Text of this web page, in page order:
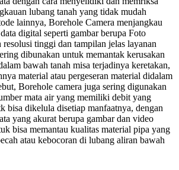
lubang tanah yang tidak mudah
lainnya, Borehole Camera menjangkau
digital seperti gambar berupa Foto
tinggi dan tampilan jelas layanan
dibunakan untuk memantak kerusakan
bawah tanah misa terjadinya keretakan,
material atau pergeseran material didalam
Borehole camera juga sering digunakan
mata air yang memiliki debit yang
bisa dikelula disetiap manfaatnya, dengan
yang akurat berupa gambar dan video
bisa memantau kualitas material pipa yang
atau kebocoran di lubang aliran bawah